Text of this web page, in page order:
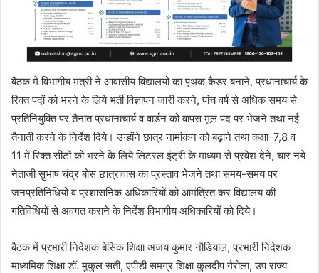
बैठक में विभागीय मंत्री ने आवासीय विद्यालयों का पृथक कैडर बनाने, प्रधानाचार्य के
रिक्त पदों को भरने के लिये भर्ती विज्ञापन जारी करने, पांच वर्ष से अधिक समय से
प्रतिनियुक्ति पर तैनात प्रधानाचार्य व वार्डन को वापस मूल पद पर भेजने तथा नई
तैनाती करने के निर्देश दिये। उन्होंने छात्र नामांकन को बढ़ाने तथा कक्षा-7,8 व
11 में रिक्त सीटों को भरने के लिये लिटरल इंट्री के माध्यम से प्रवेश देने, चार नये
नेताजी सुभाष चंद्र बोस छात्रावास का प्रस्ताव भेजने तथा समय-समय पर
जनप्रतिनिधियों व प्रशासनिक अधिकारियों को आमंत्रित कर विद्यालय की
गतिविधियों से अवगत कराने के निर्देश विभागीय अधिकारियों को दिये।
बैठक में प्रभारी निदेशक बेसिक शिक्षा अजय कुमार नौडियाल, प्रभारी निदेशक
माध्यमिक शिक्षा डॉ. मुकुल सती, एपीडी समग्र शिक्षा कुलदीप गैरोला, उप राज्य